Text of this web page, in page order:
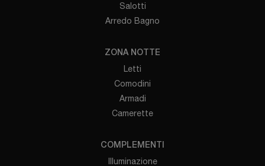
Salotti
Arredo Bagno
ZONA NOTTE
Letti
Comodini
Armadi
Camerette
COMPLEMENTI
Illuminazione